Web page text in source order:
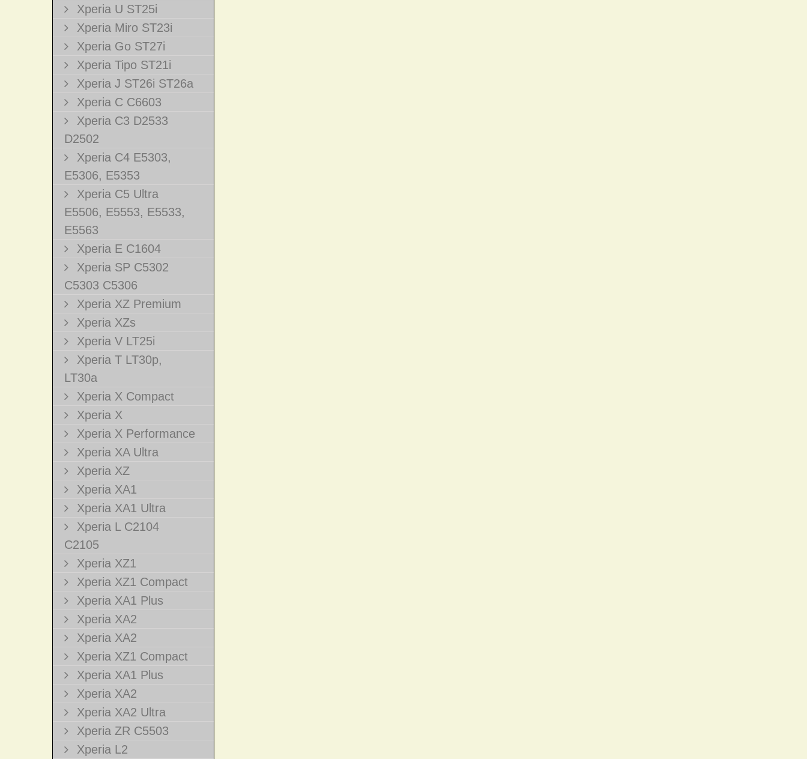
Xperia U ST25i
Xperia Miro ST23i
Xperia Go ST27i
Xperia Tipo ST21i
Xperia J ST26i ST26a
Xperia C C6603
Xperia C3 D2533
D2502
Xperia C4 E5303,
E5306, E5353
Xperia C5 Ultra
E5506, E5553, E5533,
E5563
Xperia E C1604
Xperia SP C5302
C5303 C5306
Xperia XZ Premium
Xperia XZs
Xperia V LT25i
Xperia T LT30p,
LT30a
Xperia X Compact
Xperia X
Xperia X Performance
Xperia XA Ultra
Xperia XZ
Xperia XA1
Xperia XA1 Ultra
Xperia L C2104
C2105
Xperia XZ1
Xperia XZ1 Compact
Xperia XA1 Plus
Xperia XA2
Xperia XA2
Xperia XZ1 Compact
Xperia XA1 Plus
Xperia XA2
Xperia XA2 Ultra
Xperia ZR C5503
Xperia L2